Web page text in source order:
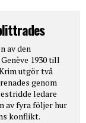
av den
1930 till
utgör två
genom
ledare
av fyra följer hur
konflikt.